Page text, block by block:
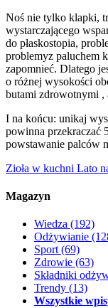
Noś nie tylko klapki,
wystarczającego
do płaskostopia,
problemyz paluchem
zapomnieć. Dlatego
o różnej wysokości
butami zdrowotnymi ,
I na końcu: unikaj
powinna przekraczać
powstawanie palców
Zioła w kuchni Lato
Magazyn
Wiedza (192)
Odżywianie
Sport(69)
Zdrowie (63)
Składniki
Trendy (13)
Wszystkie